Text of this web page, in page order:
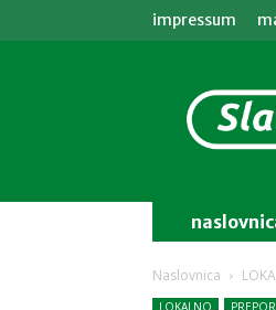
impressum
info
Naslovnica
LOKALNO